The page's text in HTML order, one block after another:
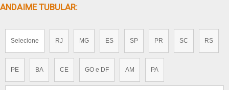
ANDAIME TUBULAR:
Selecione RJ MG ES SP PR SC RS
PE BA CE GO e DF AM PA